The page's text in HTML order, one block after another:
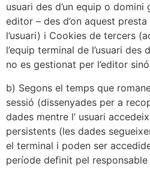
usuari des d’un equip o
editor – des d’on aquest
l’usuari) i Cookies de tercers
l’equip terminal de l’usuari des
no es gestionat per l’editor
b) Segons el temps que
sessió (dissenyades per a
dades mentre l’ usuari
persistents (les dades
el terminal i poden ser
període definit pel